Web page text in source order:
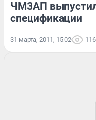
ЧМЗАП
спецификации
31 марта, 2011, 15:02 116